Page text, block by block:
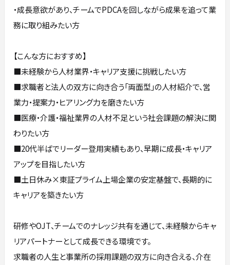
・成長意欲があり、チームでPDCAを回しながら成果を追って業
務に取り組みたい方
【こんな方におすすめ】
■未経験から人材業界・キャリア支援に挑戦したい方
■求職者と法人の双方に向き合う「両面型」の人材紹介で、営
業力・提案力・ヒアリング力を磨きたい方
■医療・介護・福祉業界の人材不足という社会課題の解決に関
わりたい方
■20代半ばでリーダー登用実績もあり、早期に成長・キャリア
アップを目指したい方
■土日休み×東証プライム上場企業の安定基盤で、長期的に
キャリアを築きたい方
研修やOJT、チームでのナレッジ共有を通じて、未経験からキャ
リアパートナーとして成長できる環境です。
求職者の人生と事業所の採用課題の双方に向き合える、介在